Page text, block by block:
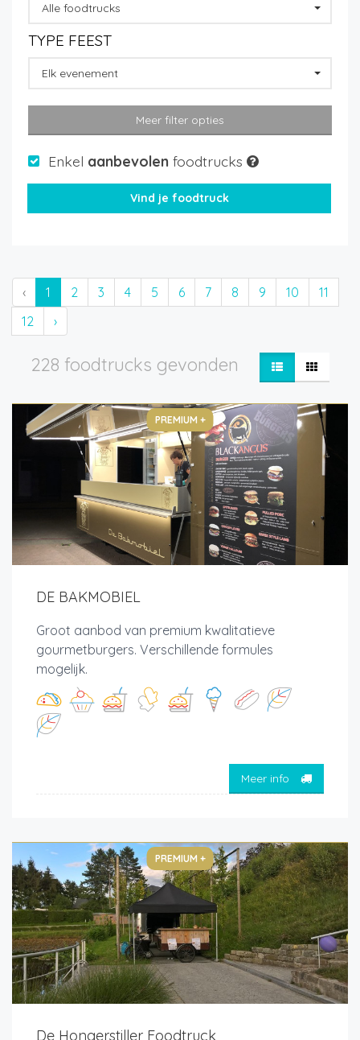
Alle foodtrucks
TYPE FEEST
Elk evenement
Meer filter opties
Enkel aanbevolen foodtrucks
‹ 1 2 3 4 5 6 7 8 9 10
11
12
›
228 foodtrucks gevonden
PREMIUM +
DE BAKMOBIEL
Groot aanbod van premium kwalitatieve
gourmetburgers. Verschillende formules
mogelijk.
Meer info
PREMIUM +
De Hongerstiller Foodtruck